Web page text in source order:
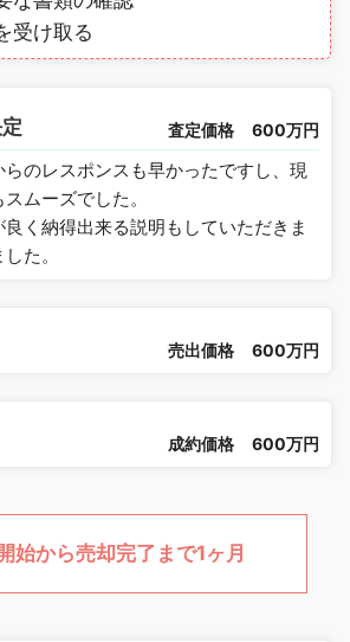
受け取る
査定価格 600万円
らのレスポンスも早かったですし、現
ムーズでした。
く納得出来る説明もしていただきま
た。
売出価格 600万円
成約価格 600万円
始から売却完了まで1ヶ月